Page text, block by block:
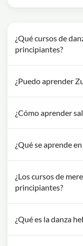
¿Qué cursos de
principiantes?
¿Puedo aprender
¿Cómo aprender
¿Qué se aprende
¿Los cursos de
principiantes?
¿Qué es la danza